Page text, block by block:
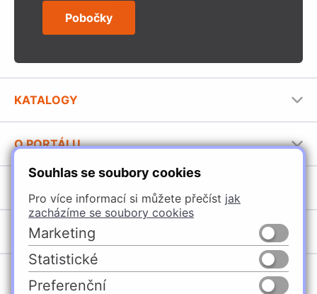
Souhlas se soubory cookies
Pro více informací si můžete přečíst jak
zacházíme se soubory cookies
Marketing
Statistické
Preferenční
Pobočky
KATALOGY
Stavební katalog Häfele
Brožury Häfele
O PORTÁLU
Provozovatel portálu
Jak používat portál
Úchytky
Nábytkové kování
Vybavení kuchyní
Osvětlení a elektro
POBOČKY
Špačince
Žilina